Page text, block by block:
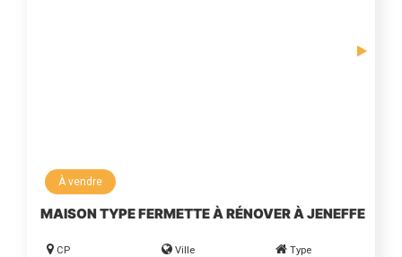
À vendre
MAISON TYPE FERMETTE À RÉNOVER À JENEFFE
CP Ville Type